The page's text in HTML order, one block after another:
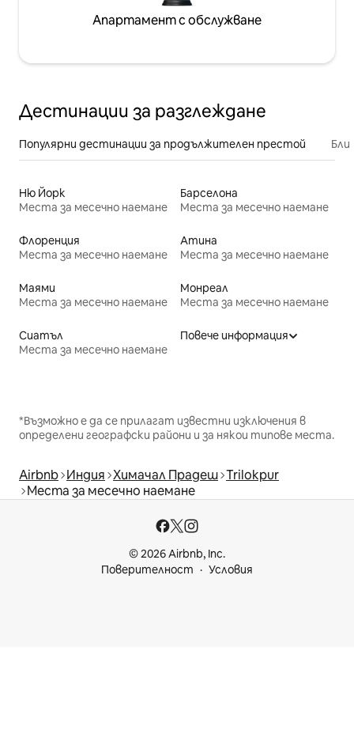
Апартамент с обслужване
Дестинации за разглеждане
Популярни дестинации за продължителен престой
Ню Йорк
Места за месечно наемане
Барселона
Места за месечно наемане
Флоренция
Места за месечно наемане
Атина
Места за месечно наемане
Маями
Места за месечно наемане
Монреал
Места за месечно наемане
Сиатъл
Места за месечно наемане
Повече информация
*Възможно е да се прилагат известни изключения в
определени географски райони и за някои типове места.
Airbnb Индия Химачал Прадеш Trilokpur
Места за месечно наемане
© 2026 Airbnb, Inc.
Поверителност
Условия